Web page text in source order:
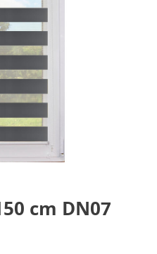
cm DN07